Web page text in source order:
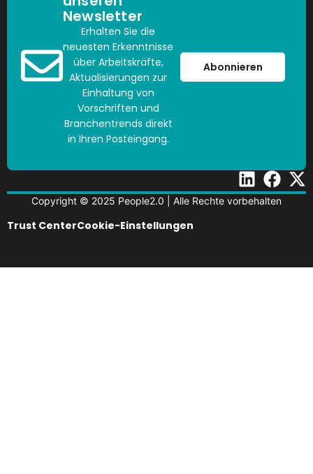
Newsletter
Erhalten Sie die
neuesten Erkenntnisse
über Arbeitskräfte,
Aktualisierungen zur
Einhaltung von
Vorschriften und
Branchentrends direkt
in Ihren Posteingang.
Abonnieren
Copyright © 2025 People2.0 | Alle Rechte vorbehalten
Trust CenterCookie-Einstellungen